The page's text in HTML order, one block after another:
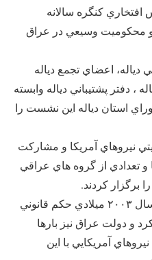
كنگره سالانه
و محكوميت وسيعي در عراق
دياله، اعضاي تجمع دياله
دفتر پشتيباني دياله وابسته
استان دياله اين نشست را
نيروهاي آمريكا و مشاركت
تعدادي از گروه ‌هاي عراقي
برگزار كردند.
شوراي سابق حكومتي عراق در سال ‪ ۲۰۰۳‬ميلادي حكم قانوني
و دولت عراق نيز بارها
آمريكايي با اين